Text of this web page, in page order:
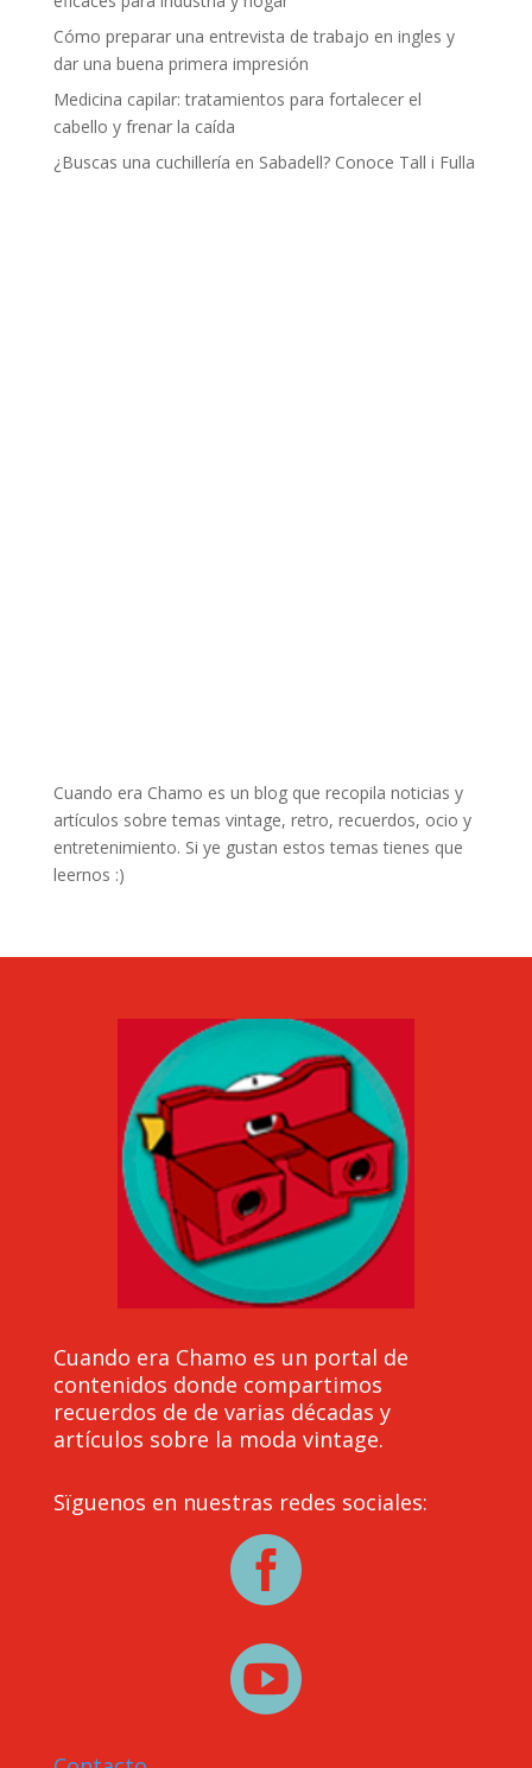
Cómo preparar una entrevista de trabajo en ingles y
dar una buena primera impresión
Medicina capilar: tratamientos para fortalecer el
cabello y frenar la caída
¿Buscas una cuchillería en Sabadell? Conoce Tall i Fulla
Cuando era Chamo es un blog que recopila noticias y
artículos sobre temas vintage, retro, recuerdos, ocio y
entretenimiento. Si ye gustan estos temas tienes que
leernos :)
Cuando era Chamo es un portal de
contenidos donde compartimos
recuerdos de de varias décadas y
artículos sobre la moda vintage.
Sïguenos en nuestras redes sociales:

